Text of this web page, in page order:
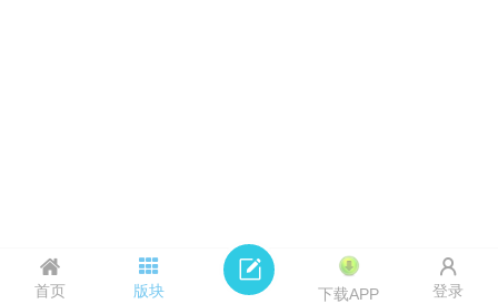
首页 版块 下载APP 登录